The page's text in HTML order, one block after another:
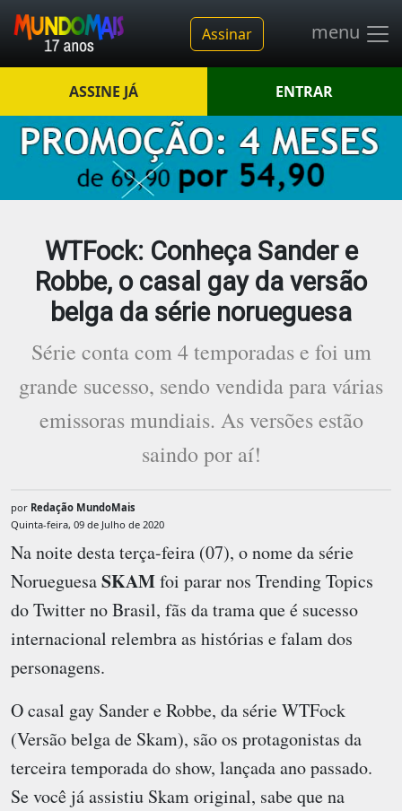
Assinar menu
ASSINE JÁ ENTRAR
WTFock: Conheça Sander e
Robbe, o casal gay da versão
belga da série norueguesa
Série conta com 4 temporadas e foi um
grande sucesso, sendo vendida para várias
emissoras mundiais. As versões estão
saindo por aí!
por Redação MundoMais
Quinta-feira, 09 de Julho de 2020
Na noite desta terça-feira (07), o nome da série
NorueguesaSKAMfoi parar nos Trending Topics
do Twitter no Brasil, fãs da trama que é sucesso
internacional relembra as histórias e falam dos
personagens.
O casal gay Sander e Robbe, da série WTFock
(Versão belga de Skam), são os protagonistas da
terceira temporada do show, lançada ano passado.
Se você já assistiu Skam original, sabe que na